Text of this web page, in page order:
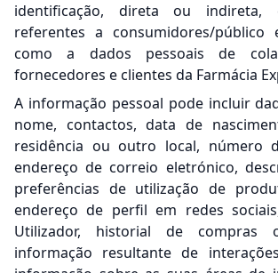
identificação, direta ou
referentes a consumidores/público
como a dados pessoais de
fornecedores e clientes da Farmácia
A informação pessoal pode incluir
nome, contactos, data de
residência ou outro local, número
endereço de correio eletrónico,
preferências de utilização de
endereço de perfil em redes
Utilizador, historial de compras
informação resultante de